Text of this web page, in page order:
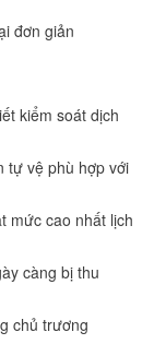
đơn giản
kiểm soát dịch
tự vệ phù hợp với
mức cao nhất lịch
càng bị thu
chủ trương